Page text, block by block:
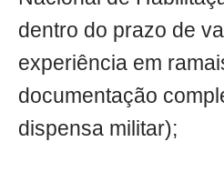
dentro do prazo de
experiência em
documentação
dispensa militar);